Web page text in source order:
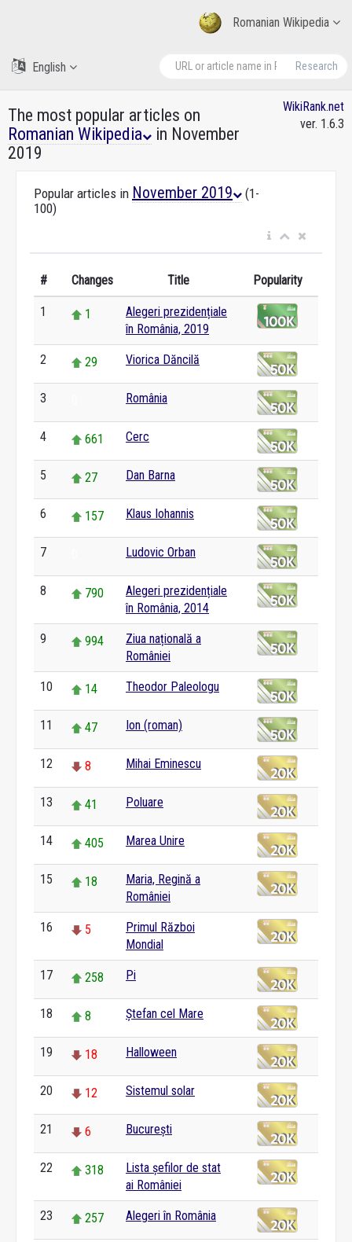
Romanian Wikipedia
Research
English
The most popular articles on
Romanian Wikipedia
in November
2019
WikiRank.net
ver. 1.6.3
Popular articles in November 2019
(1-
100)
# Changes Title Popularity
1 1
Alegeri prezidențiale
în România, 2019
2 29 Viorica Dăncilă
3 România
4 661 Cerc
5 27 Dan Barna
6 157 Klaus Iohannis
7 Ludovic Orban
8 790
Alegeri prezidențiale
în România, 2014
9 994
Ziua națională a
României
10 14 Theodor Paleologu
11 47 Ion (roman)
12 8 Mihai Eminescu
13 41 Poluare
14 405 Marea Unire
15 18
Maria, Regină a
României
16 5
Primul Război
Mondial
17 258 Pi
18 8 Ștefan cel Mare
19 18 Halloween
20 12 Sistemul solar
21 6 București
22 318
Lista șefilor de stat
ai României
23 257 Alegeri în România